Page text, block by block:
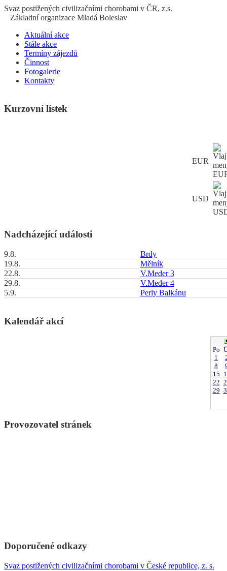
Svaz postižených civilizačními chorobami v ČR, z.s.
Základní organizace Mladá Boleslav
Aktuální akce
Stále akce
Termíny zájezdů
Činnost
Fotogalerie
Kontakty
Kurzovní lístek
EUR
USD
Nadcházející události
9.8.
Brdy
19.8.
Mělník
22.8.
V.Meder 3
29.8.
V.Meder 4
5.9.
Perly Balkánu
Kalendář akcí
Po
1
8
15
22
29
Provozovatel stránek
Doporučené odkazy
Svaz postižených civilizačními chorobami v České republice, z. s.